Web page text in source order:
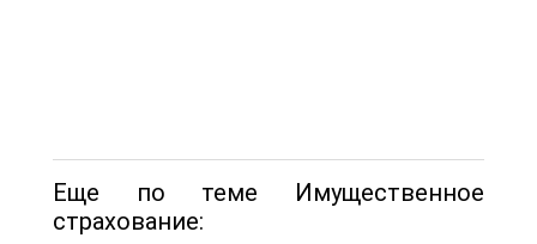
Еще по теме Имущественное
страхование: